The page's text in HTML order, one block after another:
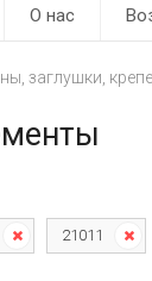
О нас
заглушки,
21011